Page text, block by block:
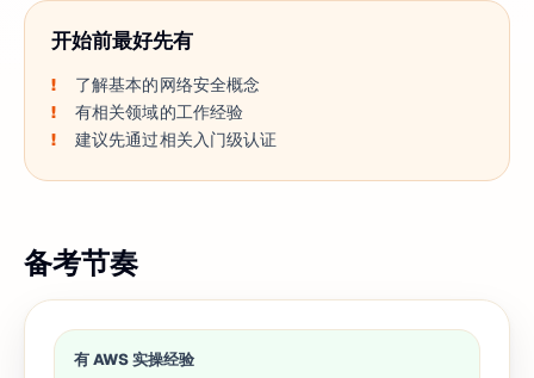
开始前最好先有
了解基本的网络安全概念
有相关领域的工作经验
建议先通过相关入门级认证
备考节奏
有 AWS 实操经验